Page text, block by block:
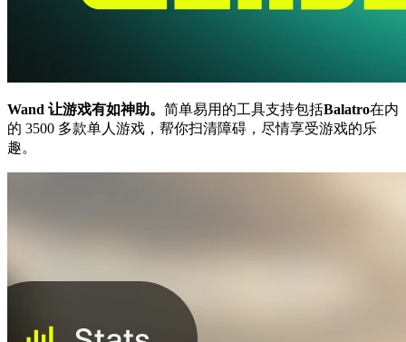
Wand 让游戏有如神助。 简单易用的工具支持包括Balatro在内
的 3500 多款单人游戏，帮你扫清障碍，尽情享受游戏的乐
趣。